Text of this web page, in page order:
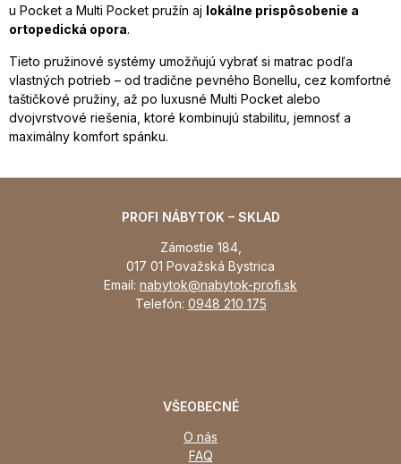
u Pocket a Multi Pocket pružín aj lokálne prispôsobenie a
ortopedická opora.
Tieto pružinové systémy umožňujú vybrať si matrac podľa
vlastných potrieb – od tradične pevného Bonellu, cez komfortné
taštičkové pružiny, až po luxusné Multi Pocket alebo
dvojvrstvové riešenia, ktoré kombinujú stabilitu, jemnosť a
maximálny komfort spánku.
PROFI NÁBYTOK – SKLAD
Zámostie 184,
017 01 Považská Bystrica
Email: nabytok@nabytok-profi.sk
Telefón: 0948 210 175
VŠEOBECNÉ
O nás
FAQ